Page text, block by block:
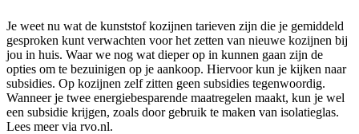
Je weet nu wat de kunststof kozijnen tarieven zijn die je gemiddeld
gesproken kunt verwachten voor het zetten van nieuwe kozijnen bij
jou in huis. Waar we nog wat dieper op in kunnen gaan zijn de
opties om te bezuinigen op je aankoop. Hiervoor kun je kijken naar
subsidies. Op kozijnen zelf zitten geen subsidies tegenwoordig.
Wanneer je twee energiebesparende maatregelen maakt, kun je wel
een subsidie krijgen, zoals door gebruik te maken van isolatieglas.
Lees meer via rvo.nl.